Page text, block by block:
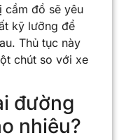
cầm đồ sẽ yêu
kỹ lưỡng để
Thủ tục này
chút so với xe
đường
nhiêu?